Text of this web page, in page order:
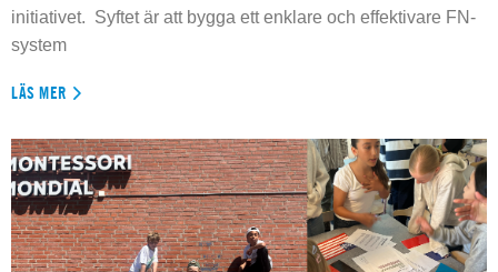
initiativet. Syftet är att bygga ett enklare och effektivare FN-
system
LÄS MER